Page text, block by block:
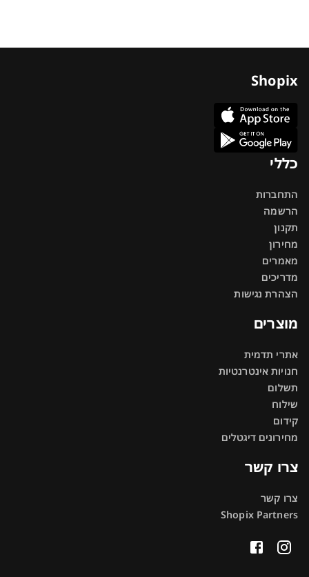
Shopix
כללי
התחברות
הרשמה
תקנון
מחירון
מאמרים
מדריכים
הצהרת נגישות
מוצרים
אתרי תדמית
חנויות אינטרנטיות
תשלום
שילוח
קידום
מחירונים דיגטלים
צרו קשר
צרו קשר
Shopix Partners